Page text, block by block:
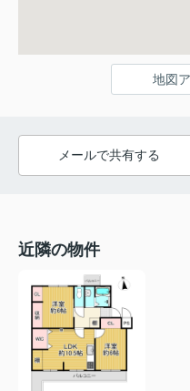
地図
メールで共有する
近隣の物件